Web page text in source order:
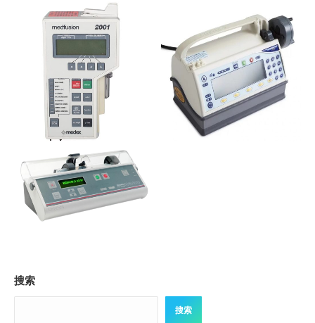
搜索
搜索